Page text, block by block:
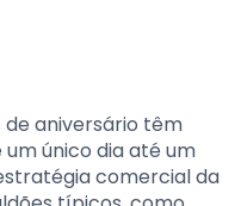
aniversário têm
único dia até um
comercial da